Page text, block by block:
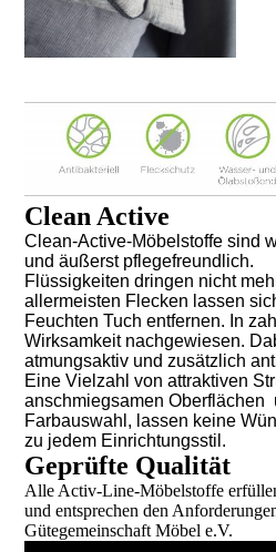
Clean Active
Clean-Active-Möbelstoffe sind
und äußerst pflegefreundlich.
Flüssigkeiten dringen nicht
allermeisten Flecken lassen
Feuchten Tuch entfernen. In
Wirksamkeit nachgewiesen.
atmungsaktiv und zusätzlich
Eine Vielzahl von attraktiven
anschmiegsamen Oberflächen
Farbauswahl, lassen keine
zu jedem Einrichtungsstil.
Geprüfte Qualität
Alle Activ-Line-Möbelstoffe
und entsprechen den
Gütegemeinschaft Möbel e.V.